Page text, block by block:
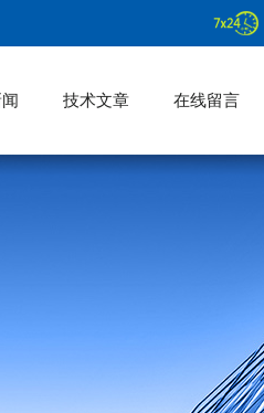
技术文章 在线留言